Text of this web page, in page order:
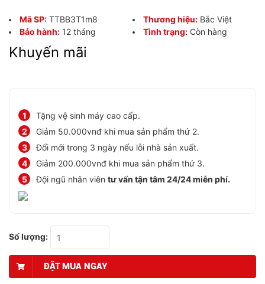
Mã SP: TTBB3T1m8 Thương hiệu: Bắc Việt
Bảo hành: 12 tháng Tình trạng: Còn hàng
Khuyến mãi
Tặng vệ sinh máy cao cấp.
Giảm 50.000vnđ khi mua sản phẩm thứ 2.
Đổi mới trong 3 ngày nếu lỗi nhà sản xuất.
Giảm 200.000vnđ khi mua sản phẩm thứ 3.
Đội ngũ nhân viên tư vấn tận tâm 24/24 miễn phí.
Số lượng:
ĐẶT MUA NGAY